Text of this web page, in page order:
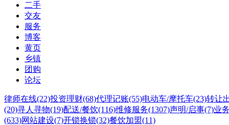
二手
交友
服务
博客
黄页
乡镇
团购
论坛
律师在线(22)投资理财(68)代理记账(55)电动车/摩托车(23)转让
(20)寻人寻物(19)配送/餐饮(116)维修服务(1307)声明/启事(7)业
(633)网站建设(7)开锁换锁(32)餐饮加盟(11)